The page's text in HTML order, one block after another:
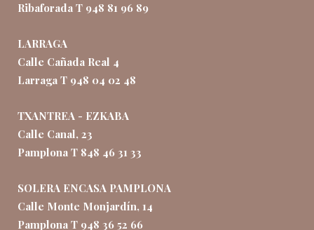
Ribaforada T 948 81 96 89
LARRAGA
Calle Cañada Real 4
Larraga T 948 04 02 48
TXANTREA - EZKABA
Calle Canal, 23
Pamplona T 848 46 31 33
SOLERA ENCASA PAMPLONA
Calle Monte Monjardín, 14
Pamplona T 948 36 52 66